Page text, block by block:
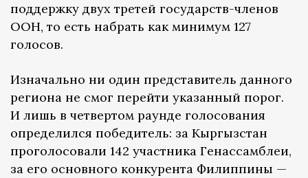
поддержку двух третей государств-членов
ООН, то есть набрать как минимум 127
голосов.
Изначально ни один представитель данного
региона не смог перейти указанный порог.
И лишь в четвертом раунде голосования
определился победитель: за Кыргызстан
проголосовали 142 участника Генассамблеи,
за его основного конкурента Филиппины —